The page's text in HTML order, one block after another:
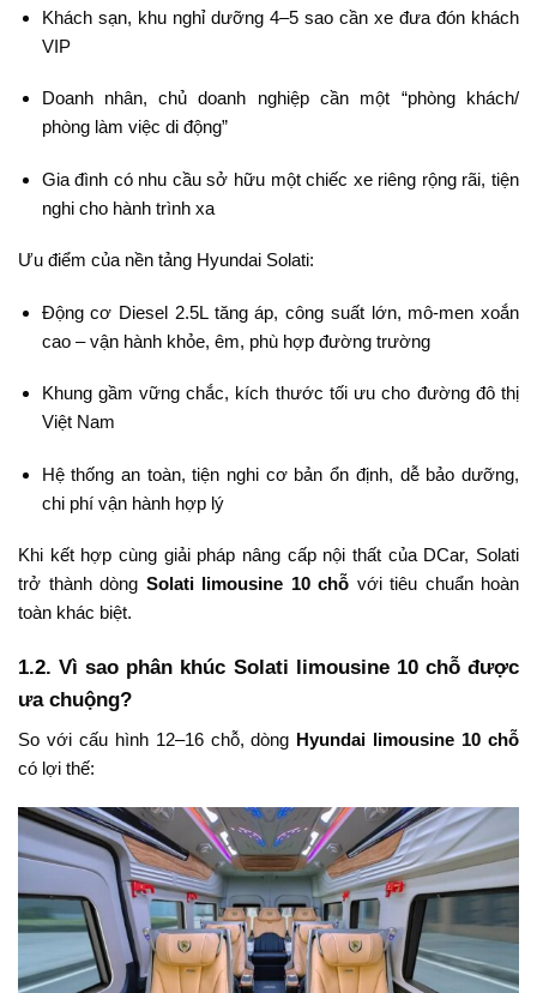
Khách sạn, khu nghỉ dưỡng 4–5 sao cần xe đưa đón khách
VIP
Doanh nhân, chủ doanh nghiệp cần một “phòng khách/
phòng làm việc di động”
Gia đình có nhu cầu sở hữu một chiếc xe riêng rộng rãi, tiện
nghi cho hành trình xa
Ưu điểm của nền tảng Hyundai Solati:
Động cơ Diesel 2.5L tăng áp, công suất lớn, mô-men xoắn
cao – vận hành khỏe, êm, phù hợp đường trường
Khung gầm vững chắc, kích thước tối ưu cho đường đô thị
Việt Nam
Hệ thống an toàn, tiện nghi cơ bản ổn định, dễ bảo dưỡng,
chi phí vận hành hợp lý
Khi kết hợp cùng giải pháp nâng cấp nội thất của DCar, Solati
trở thành dòng Solati limousine 10 chỗ với tiêu chuẩn hoàn
toàn khác biệt.
1.2. Vì sao phân khúc Solati limousine 10 chỗ được
ưa chuộng?
So với cấu hình 12–16 chỗ, dòng Hyundai limousine 10 chỗ
có lợi thế: